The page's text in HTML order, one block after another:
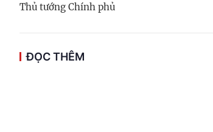
Thủ tướng Chính phủ
ĐỌC THÊM